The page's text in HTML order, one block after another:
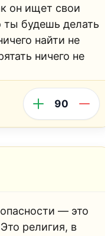
он ищет свои
будешь делать
найти не
ничего не
90
— это
религия, в